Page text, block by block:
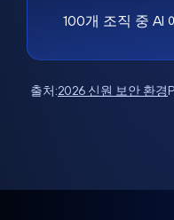
100개 조직 중 AI
출처:2026 신원 보안 환경